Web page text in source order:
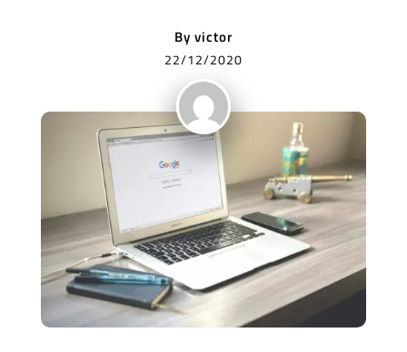
By victor
22/12/2020